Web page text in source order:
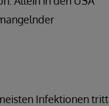
Infektionen tritt